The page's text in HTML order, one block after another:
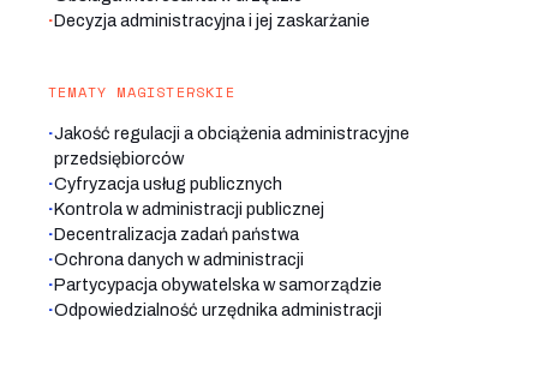
·Decyzja administracyjna i jej zaskarżanie
TEMATY MAGISTERSKIE
·Jakość regulacji a obciążenia administracyjne
przedsiębiorców
·Cyfryzacja usług publicznych
·Kontrola w administracji publicznej
·Decentralizacja zadań państwa
·Ochrona danych w administracji
·Partycypacja obywatelska w samorządzie
·Odpowiedzialność urzędnika administracji